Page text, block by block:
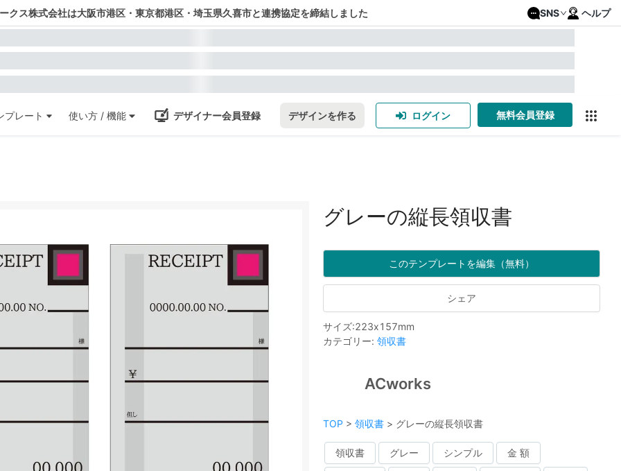
クス株式会社は大阪市港区・東京都港区・埼玉県久喜市と連携協定を締結しました SNS ヘルプ
プレート 使い方 / 機能 デザイナー会員登録 デザインを作る ログイン 無料会員登録
グレーの縦長領収書
このテンプレートを編集（無料）
シェア
サイズ:223x157mm
カテゴリー: 領収書
ACworks
TOP > 領収書 > グレーの縦長領収書
領収書 グレー シンプル 金 額